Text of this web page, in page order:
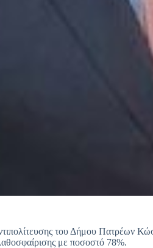
του Δήμου Πατρέων
με ποσοστό 78%.